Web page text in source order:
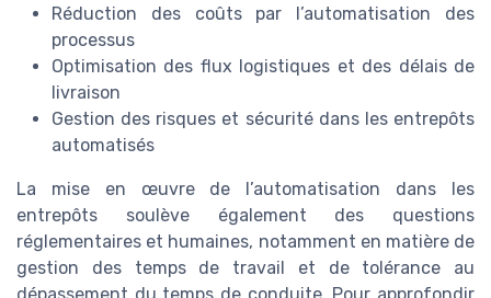
Réduction des coûts par l’automatisation des
processus
Optimisation des flux logistiques et des délais de
livraison
Gestion des risques et sécurité dans les entrepôts
automatisés
La mise en œuvre de l’automatisation dans les
entrepôts soulève également des questions
réglementaires et humaines, notamment en matière de
gestion des temps de travail et de tolérance au